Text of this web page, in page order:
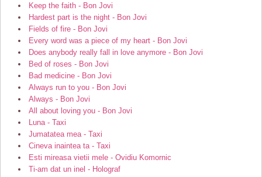
Keep the faith - Bon Jovi
Hardest part is the night - Bon Jovi
Fields of fire - Bon Jovi
Every word was a piece of my heart - Bon Jovi
Does anybody really fall in love anymore - Bon Jovi
Bed of roses - Bon Jovi
Bad medicine - Bon Jovi
Always run to you - Bon Jovi
Always - Bon Jovi
All about loving you - Bon Jovi
Luna - Taxi
Jumatatea mea - Taxi
Cineva inaintea ta - Taxi
Esti mireasa vietii mele - Ovidiu Komornic
Ti-am dat un inel - Holograf